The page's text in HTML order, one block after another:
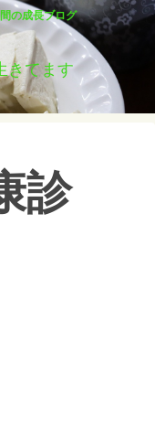
の成長ブログ
きてます
診